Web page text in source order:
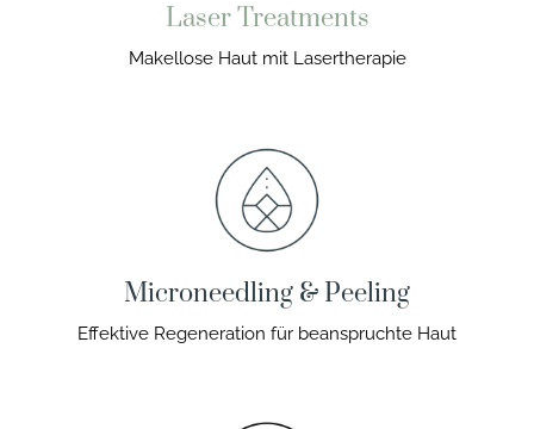
Laser Treatments
Makellose Haut mit Lasertherapie
Microneedling & Peeling
Effektive Regeneration für beanspruchte Haut